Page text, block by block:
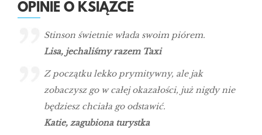
OPINIE O KSIĄŻCE
Stinson świetnie włada swoim piórem.
Lisa, jechaliśmy razem Taxi
Z początku lekko prymitywny, ale jak
zobaczysz go w całej okazałości, już nigdy nie
będziesz chciała go odstawić.
Katie, zagubiona turystka